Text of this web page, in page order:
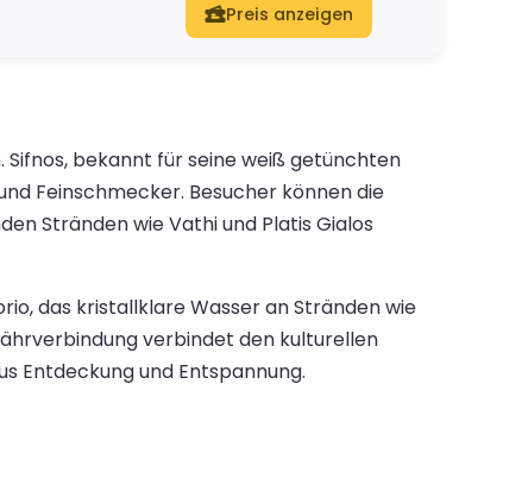
Preis anzeigen
Sifnos, bekannt für seine weiß getünchten
Feinschmecker. Besucher können die
Stränden wie Vathi und Platis Gialos
das kristallklare Wasser an Stränden wie
verbindet den kulturellen
Entdeckung und Entspannung.